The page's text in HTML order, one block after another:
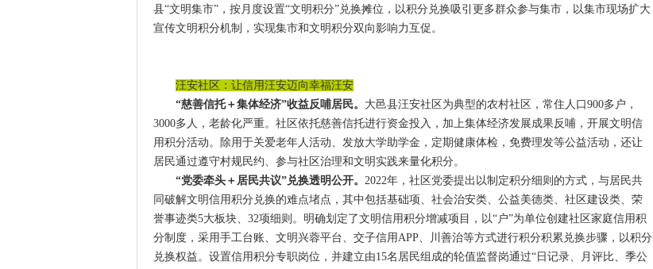
县“文明集市”，按月度设置“文明积分”兑换摊位，以积分兑换吸引更多群众参与集市，以集市现场扩大
宣传文明积分机制，实现集市和文明积分双向影响力互促。
汪安社区：让信用汪安迈向幸福汪安
“慈善信托＋集体经济”收益反哺居民。 大邑县汪安社区为典型的农村社区，常住人口900多户，
3000多人，老龄化严重。社区依托慈善信托进行资金投入，加上集体经济发展成果反哺，开展文明信
用积分活动。除用于关爱老年人活动、发放大学助学金，定期健康体检，免费理发等公益活动，还让
居民通过遵守村规民约、参与社区治理和文明实践来量化积分。
“党委牵头＋居民共议”兑换透明公开。 2022年，社区党委提出以制定积分细则的方式，与居民共
同破解文明信用积分兑换的难点堵点，其中包括基础项、社会治安类、公益美德类、社区建设类、荣
誉事迹类5大板块、32项细则。明确划定了文明信用积分增减项目，以“户”为单位创建社区家庭信用积
分制度，采用手工台账、文明兴蓉平台、交子信用APP、川善治等方式进行积分积累兑换步骤，以积分
兑换权益。设置信用积分专职岗位，并建立由15名居民组成的轮值监督岗通过“日记录、月评比、季公